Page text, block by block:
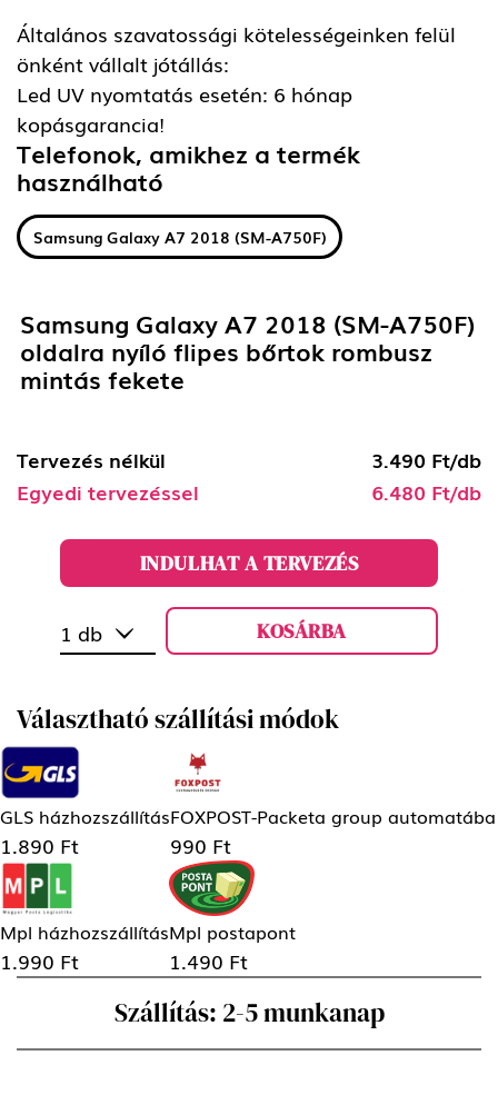
Általános szavatossági kötelességeinken felül
önként vállalt jótállás:
Led UV nyomtatás esetén: 6 hónap
kopásgarancia!
Telefonok, amikhez a termék
használható
Samsung Galaxy A7 2018 (SM-A750F)
Samsung Galaxy A7 2018 (SM-A750F)
oldalra nyíló flipes bőrtok rombusz
mintás fekete
Tervezés nélkül
3.490 Ft/db
Egyedi tervezéssel
6.480 Ft/db
INDULHAT A TERVEZÉS
1 db KOSÁRBA
Választható szállítási módok
GLS házhozszállítás
1.890 Ft
FOXPOST-Packeta group automatába
990 Ft
Mpl házhozszállítás
1.990 Ft
Mpl postapont
1.490 Ft
Szállítás: 2-5 munkanap